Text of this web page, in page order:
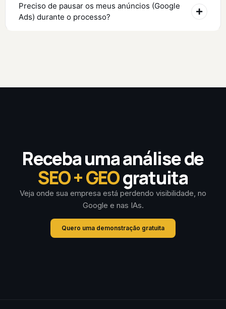
Preciso de pausar os meus anúncios (Google
Ads) durante o processo?
Receba uma análise de
SEO + GEOgratuita
Veja onde sua empresa está perdendo visibilidade, no
Google e nas IAs.
Quero uma demonstração gratuita